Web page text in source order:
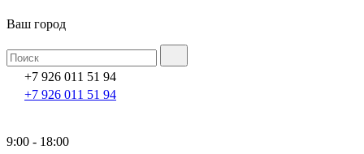
Ваш город
+7 926 011 51 94
+7 926 011 51 94
9:00 - 18:00